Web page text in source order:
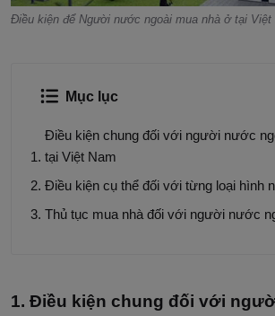
Điều kiện để Người nước ngoài mua nhà ở tại Việt
Mục lục
Điều kiện chung đối với người nước
tại Việt Nam
Điều kiện cụ thể đối với từng loại hình
Thủ tục mua nhà đối với người nước
Điều kiện chung đối với